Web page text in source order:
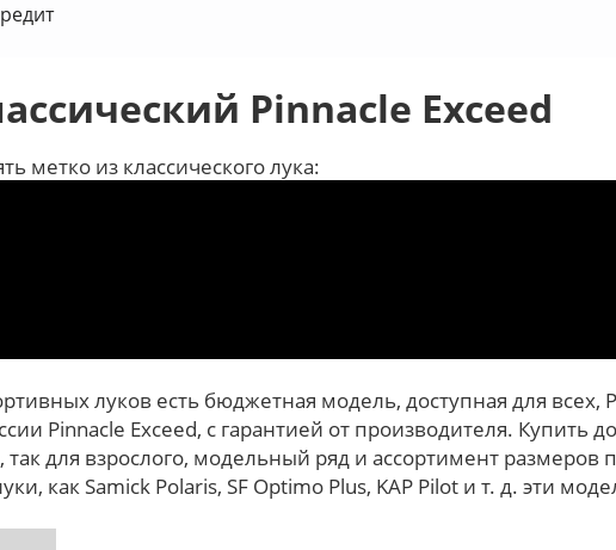
Pinnacle Exceed
метко из классического лука:
луков есть бюджетная модель, доступная для всех,
Pinnacle Exceed, с гарантией от производителя. Купить
для взрослого, модельный ряд и ассортимент размеров
как Samick Polaris, SF Optimo Plus, KAP Pilot и т. д. эти